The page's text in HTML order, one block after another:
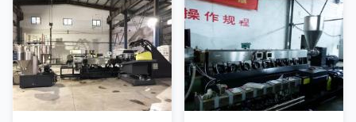
두배로 된 산출을 만드는 단일
나사 압출기의 나사 단면도 디
자인 그리고 기술을 참조하십
시오. 이것은 뿐만 아니라 단일
나사 압출기의 효율성 자체를
개량하고, 또한 최종 사용자를
위한 생산비를 저장합니다. 이
점: 보다 적게의 에너지 소비
답 고능률 단일 나사 압출기의
이점: ; 동력비가 절반의 동안
전통적인 단일 나사 압출기,
COWIN에 매우 개량했습니다
수용량 두 배를 거의 만드는 단
일 나사 압출기의 디자인 그리
고 노하우를 비교하십시오. 이
것은 뿐만 아니라 압출기의 효